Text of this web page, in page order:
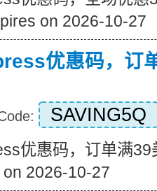
on 2026-10-27
优惠码，订
SAVING5Q
优惠码，订单满39
2026-10-27